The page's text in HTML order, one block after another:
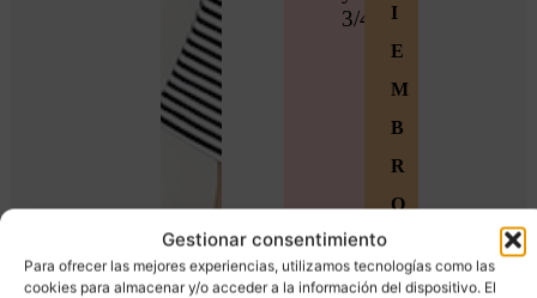
Gestionar consentimiento
Para ofrecer las mejores experiencias, utilizamos tecnologías como las
cookies para almacenar y/o acceder a la información del dispositivo. El
3/4.
I
E
M
B
R
O
Ú